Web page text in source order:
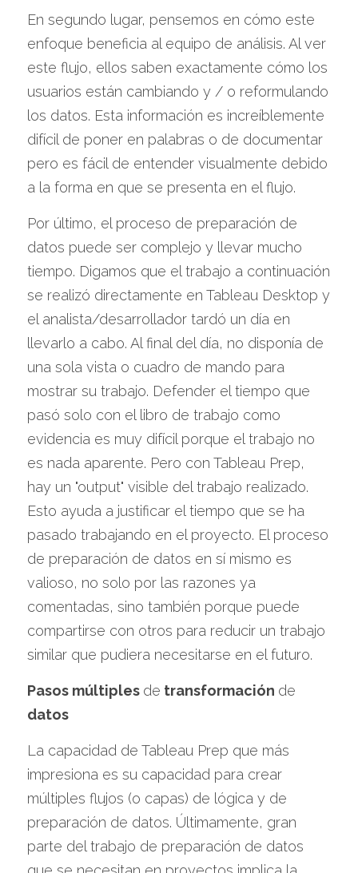
En segundo lugar, pensemos en cómo este
enfoque beneficia al equipo de análisis. Al ver
este flujo, ellos saben exactamente cómo los
usuarios están cambiando y / o reformulando
los datos. Esta información es increíblemente
difícil de poner en palabras o de documentar
pero es fácil de entender visualmente debido
a la forma en que se presenta en el flujo.
Por último, el proceso de preparación de
datos puede ser complejo y llevar mucho
tiempo. Digamos que el trabajo a continuación
se realizó directamente en Tableau Desktop y
el analista/desarrollador tardó un día en
llevarlo a cabo. Al final del día, no disponía de
una sola vista o cuadro de mando para
mostrar su trabajo. Defender el tiempo que
pasó solo con el libro de trabajo como
evidencia es muy difícil porque el trabajo no
es nada aparente. Pero con Tableau Prep,
hay un "output" visible del trabajo realizado.
Esto ayuda a justificar el tiempo que se ha
pasado trabajando en el proyecto. El proceso
de preparación de datos en sí mismo es
valioso, no solo por las razones ya
comentadas, sino también porque puede
compartirse con otros para reducir un trabajo
similar que pudiera necesitarse en el futuro.
Pasos múltiples de transformación
datos
La capacidad de Tableau Prep que más
impresiona es su capacidad para crear
múltiples flujos (o capas) de lógica y de
preparación de datos. Últimamente, gran
parte del trabajo de preparación de datos